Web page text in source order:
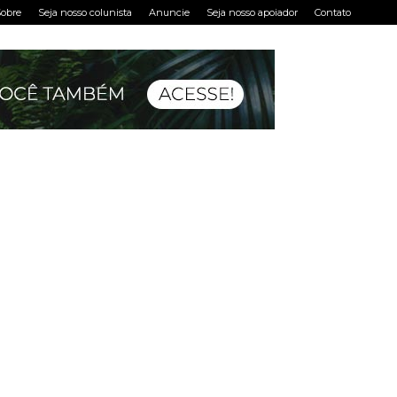
Seja nosso colunista Anuncie Seja nosso apoiador Contato